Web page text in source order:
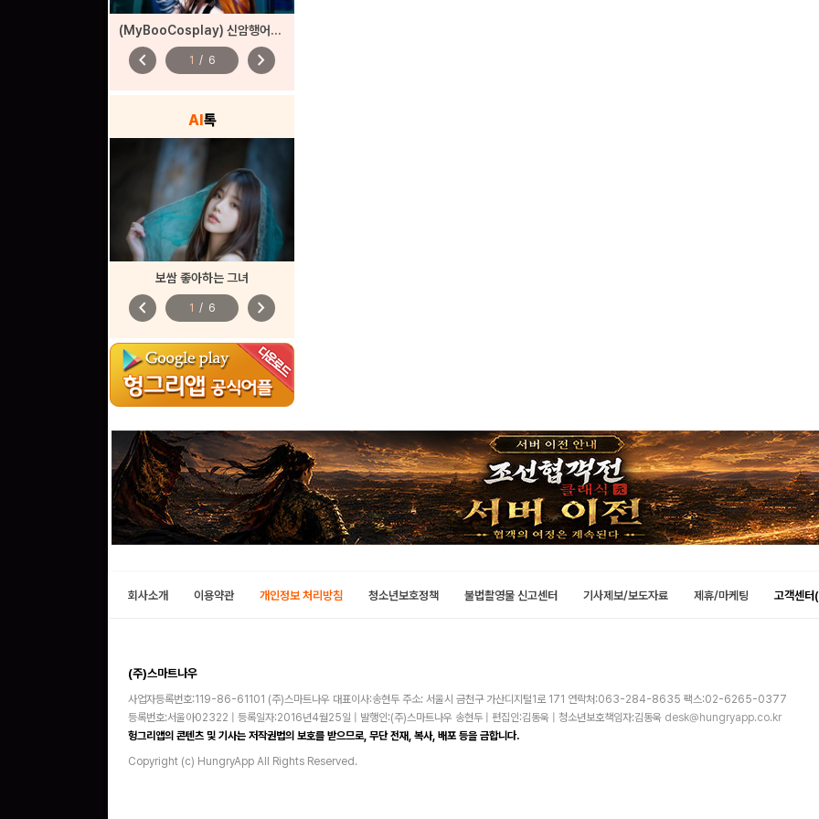
(MyBooCosplay) 신암행어사 ‘산도’
chevron_left 1 / 6 chevron_right
AI톡
보쌈 좋아하는 그녀
chevron_left 1 / 6 chevron_right
회사소개 이용약관 개인정보 처리방침 청소년보호정책 불법촬영물 신고센터 기사제보/보도자료 제휴/마케팅 고객센
(주)스마트나우
사업자등록번호:119-86-61101 (주)스마트나우 대표이사:송현두 주소: 서울시 금천구 가산디지털1로 171 연락처:063-284-8635 팩스:02-6265-0377
등록번호:서울아02322 | 등록일자:2016년4월25일 | 발행인:(주)스마트나우 송현두 | 편집인:김동욱 | 청소년보호책임자:김동욱 desk@hungryapp.co.kr
헝그리앱의 콘텐츠 및 기사는 저작권법의 보호를 받으므로, 무단 전재, 복사, 배포 등을 금합니다.
Copyright (c) HungryApp All Rights Reserved.